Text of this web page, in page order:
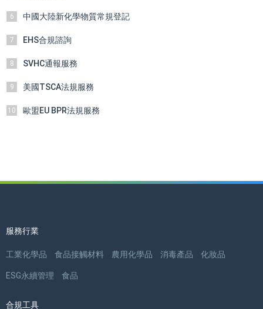
6 中國大陸新化學物質常規登記
7 EHS合規諮詢
8 SVHC通報服務
9 美國TSCA法規服務
10 歐盟EU BPR法規服務
服務行業
工業化學品 食品接觸材料 農用化學品 消毒產品 化妝品
ESG永續管理 食品
合規工具